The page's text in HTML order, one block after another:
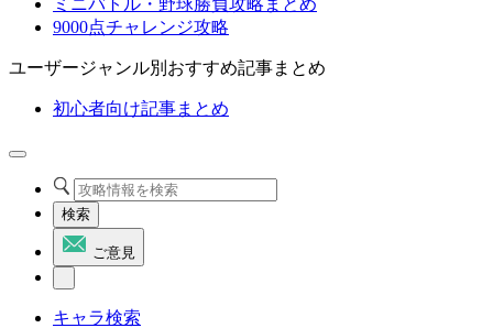
ミニバトル・野球勝負攻略まとめ
9000点チャレンジ攻略
ユーザージャンル別おすすめ記事まとめ
初心者向け記事まとめ
検索
ご意見
キャラ検索